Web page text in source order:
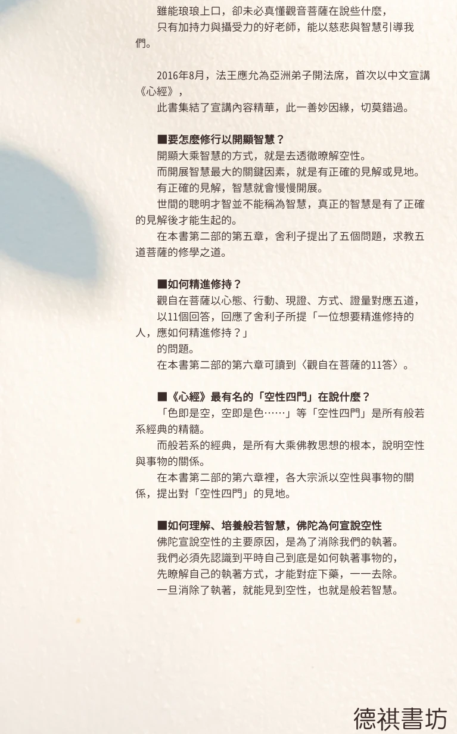
雖能琅琅上口，卻未必真懂觀音菩薩在說些什麼，
只有加持力與攝受力的好老師，能以慈悲與智慧引導我
們。
2016年8月，法王應允為亞洲弟子開法席，首次以中文宣講
《心經》，
此書集結了宣講內容精華，此一善妙因緣，切莫錯過。
■要怎麼修行以開顯智慧？
開顯大乘智慧的方式，就是去透徹暸解空性。
而開展智慧最大的關鍵因素，就是有正確的見解或見地。
有正確的見解，智慧就會慢慢開展。
世間的聰明才智並不能稱為智慧，真正的智慧是有了正確
的見解後才能生起的。
在本書第二部的第五章，舍利子提出了五個問題，求教五
道菩薩的修學之道。
■如何精進修持？
觀自在菩薩以心態、行動、現證、方式、證量對應五道，
以11個回答，回應了舍利子所提「一位想要精進修持的
人，應如何精進修持？」
的問題。
在本書第二部的第六章可讀到〈觀自在菩薩的11答〉。
■《心經》最有名的「空性四門」在說什麼？
「色即是空，空即是色……」等「空性四門」是所有般若
系經典的精髓。
而般若系的經典，是所有大乘佛教思想的根本，說明空性
與事物的關係。
在本書第二部的第六章裡，各大宗派以空性與事物的關
係，提出對「空性四門」的見地。
■如何理解、培養般若智慧，佛陀為何宣說空性
佛陀宣說空性的主要原因，是為了消除我們的執著。
我們必須先認識到平時自己到底是如何執著事物的，
先瞭解自己的執著方式，才能對症下藥，一一去除。
一旦消除了執著，就能見到空性，也就是般若智慧。
​德祺書坊